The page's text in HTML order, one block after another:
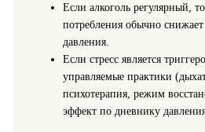
Если алкоголь регулярный,
потребления обычно
давления.
Если стресс является
управляемые практики
психотерапия, режим
эффект по дневнику